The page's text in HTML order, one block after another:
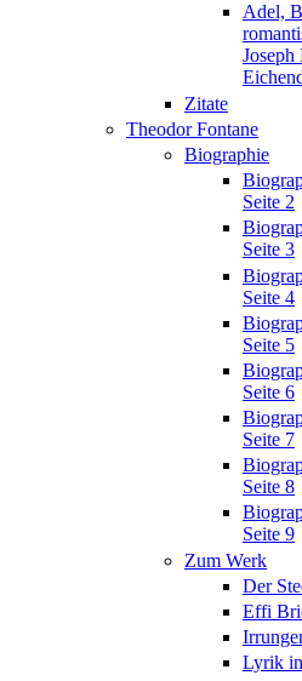
Adel,
Joseph
Zitate
Theodor Fontane
Biographie
Seite 2
Seite 3
Seite 4
Seite 5
Seite 6
Seite 7
Seite 8
Seite 9
Zum Werk
Der
Effi
Lyrik